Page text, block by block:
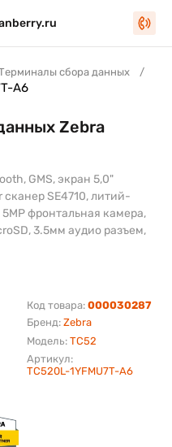
сбора данных
A6
Бренд: Zebra
Модель: TC52
Код товара: 000030287
Артикул:
TC520L-1YFMU7T-A6
Zebra
GMS, экран 5,0"
сканер SE4710, литий-
фронтальная камера,
3.5мм аудио разъем,